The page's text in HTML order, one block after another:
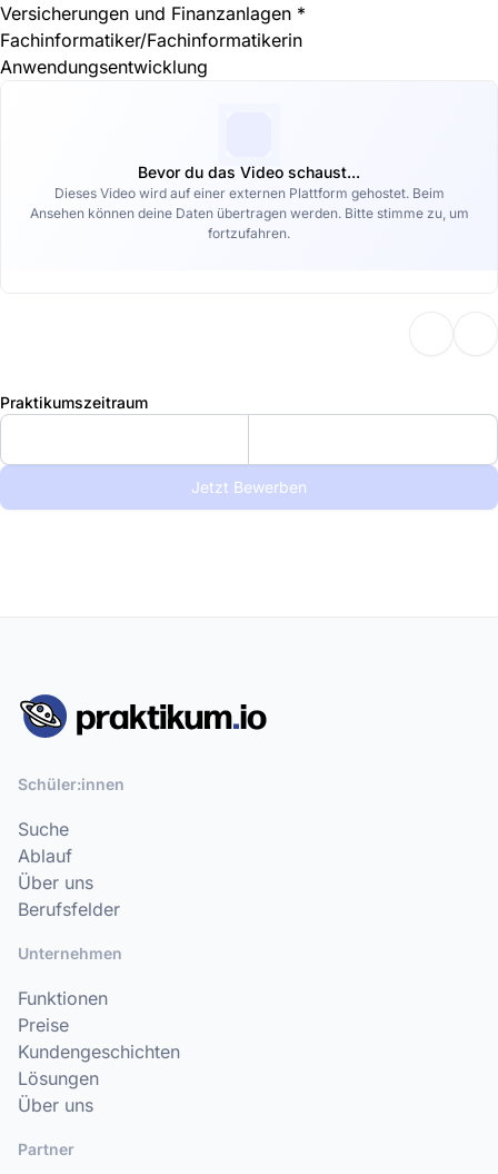
Versicherungen und Finanzanlagen *
Fachinformatiker/Fachinformatikerin
Anwendungsentwicklung
Bevor du das Video schaust...
Dieses Video wird auf einer externen Plattform gehostet. Beim
Ansehen können deine Daten übertragen werden. Bitte stimme zu, um
fortzufahren.
Praktikumszeitraum
Jetzt Bewerben
Schüler:innen
Suche
Ablauf
Über uns
Berufsfelder
Unternehmen
Funktionen
Preise
Kundengeschichten
Lösungen
Über uns
Partner